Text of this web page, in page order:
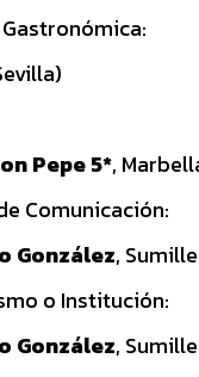
Pepe 5*,
Comunicación:
González,
o Institución:
González,